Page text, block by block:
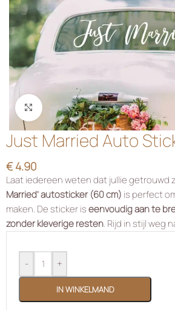
Klik om te vergroten
Just Married Auto
€4.90
Laat iedereen weten dat jullie getrouwd
Married’ autosticker (60 cm) is perfect
maken. De sticker iseenvoudig aan te
zonder kleverige resten. Rijd in stijl weg
- +
IN WINKELMAND